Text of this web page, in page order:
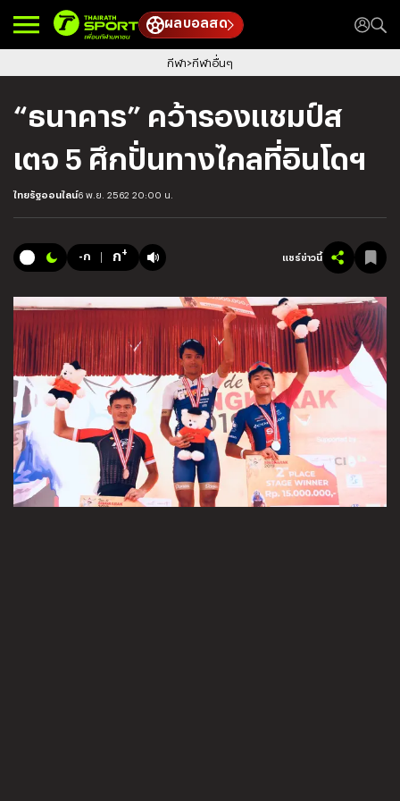
ผลบอลสด
กีฬา กีฬาอื่นๆ
“ธนาคาร” คว้ารองแชมป์ส
เตจ 5 ศึกปั่นทางไกลที่อินโดฯ
ไทยรัฐออนไลน์6 พ.ย. 2562 20:00 น.
-ก ก+ แชร์ข่าวนี้